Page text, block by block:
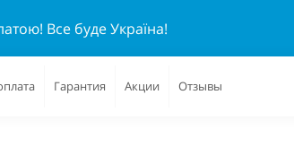
Все буде Україна!
Гарантия Акции Отзывы